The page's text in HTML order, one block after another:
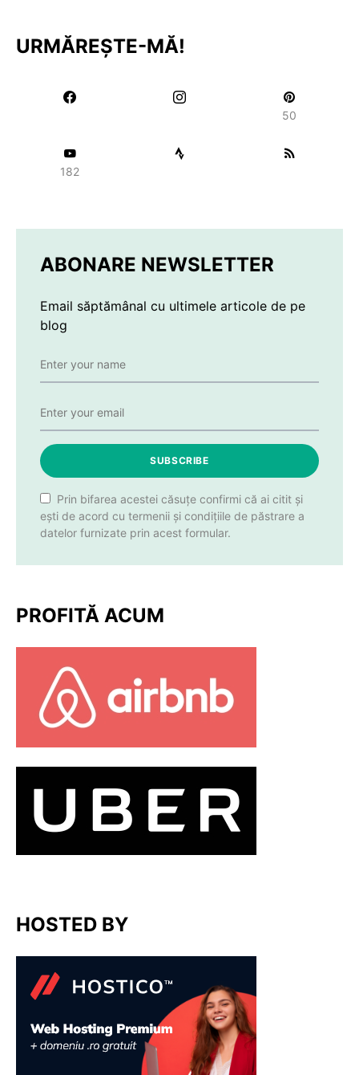
URMĂREȘTE-MĂ!
50
182
ABONARE NEWSLETTER
Email săptămânal cu ultimele articole de pe
blog
SUBSCRIBE
Prin bifarea acestei căsuțe confirmi că ai citit și
ești de acord cu termenii și condițiile de păstrare a
datelor furnizate prin acest formular.
PROFITĂ ACUM
HOSTED BY